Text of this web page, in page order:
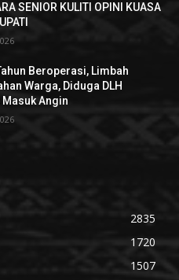
SENIOR KULITI OPINI KUASA
Beroperasi, Limbah
Warga, Diduga DLH
Angin
2835
1720
1507